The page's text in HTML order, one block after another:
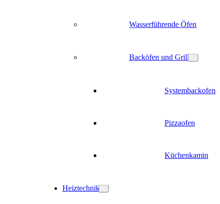
Wasserführende Öfen
Backöfen und Grill
Systembackofen
Pizzaofen
Küchenkamin
Heiztechnik